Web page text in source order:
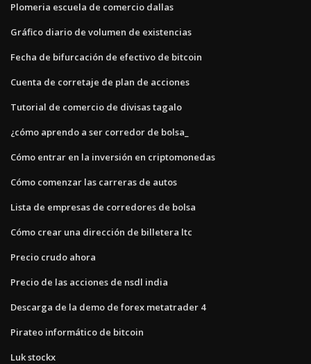
Plomeria escuela de comercio dallas
Gráfico diario de volumen de existencias
Fecha de bifurcación de efectivo de bitcoin
Cuenta de corretaje de plan de acciones
Tutorial de comercio de divisas tagalo
¿cómo aprendo a ser corredor de bolsa_
Cómo entrar en la inversión en criptomonedas
Cómo comenzar las carreras de autos
Lista de empresas de corredores de bolsa
Cómo crear una dirección de billetera ltc
Precio crudo ahora
Precio de las acciones de nsdl india
Descarga de la demo de forex metatrader 4
Pirateo informático de bitcoin
Luk stockx